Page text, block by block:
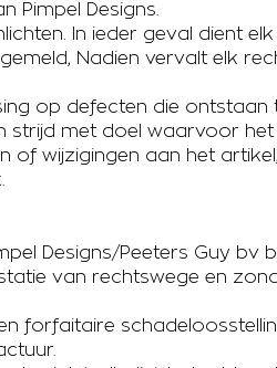
Pimpel Designs.
In ieder geval dient
Nadien vervalt elk
op defecten die ontstaan
strijd met doel waarvoor
of wijzigingen aan het
Designs/Peeters Guy bv
van rechtswege en
forfaitaire